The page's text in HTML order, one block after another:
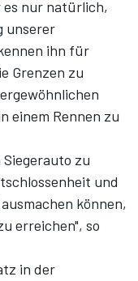
es nur natürlich,
unserer
ihn für
Grenzen zu
einem Rennen zu
zu
und
können,
erreichen", so
in der